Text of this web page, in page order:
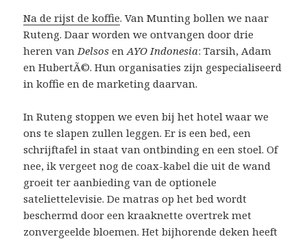
Na de rijst de koffie. Van Munting bollen we naar
Ruteng. Daar worden we ontvangen door drie
heren van Delsos enAYO Indonesia: Tarsih, Adam
en HubertÃ©. Hun organisaties zijn gespecialiseerd
in koffie en de marketing daarvan.
In Ruteng stoppen we even bij het hotel waar we
ons te slapen zullen leggen. Er is een bed, een
schrijftafel in staat van ontbinding en een stoel. Of
nee, ik vergeet nog de coax-kabel die uit de wand
groeit ter aanbieding van de optionele
sateliettelevisie. De matras op het bed wordt
beschermd door een kraaknette overtrek met
zonvergeelde bloemen. Het bijhorende deken heeft